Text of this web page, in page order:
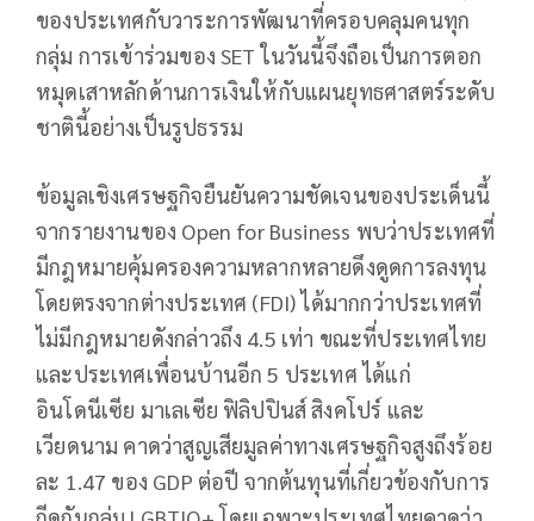
ของประเทศกับวาระการพัฒนาที่ครอบคลุมคนทุก
กลุ่ม การเข้าร่วมของ SET ในวันนี้จึงถือเป็นการตอก
หมุดเสาหลักด้านการเงินให้กับแผนยุทธศาสตร์ระดับ
ชาตินี้อย่างเป็นรูปธรรม
ข้อมูลเชิงเศรษฐกิจยืนยันความชัดเจนของประเด็นนี้
จากรายงานของ Open for Business พบว่าประเทศที่
มีกฎหมายคุ้มครองความหลากหลายดึงดูดการลงทุน
โดยตรงจากต่างประเทศ (FDI) ได้มากกว่าประเทศที่
ไม่มีกฎหมายดังกล่าวถึง 4.5 เท่า ขณะที่ประเทศไทย
และประเทศเพื่อนบ้านอีก 5 ประเทศ ได้แก่
อินโดนีเซีย มาเลเซีย ฟิลิปปินส์ สิงคโปร์ และ
เวียดนาม คาดว่าสูญเสียมูลค่าทางเศรษฐกิจสูงถึงร้อย
ละ 1.47 ของ GDP ต่อปี จากต้นทุนที่เกี่ยวข้องกับการ